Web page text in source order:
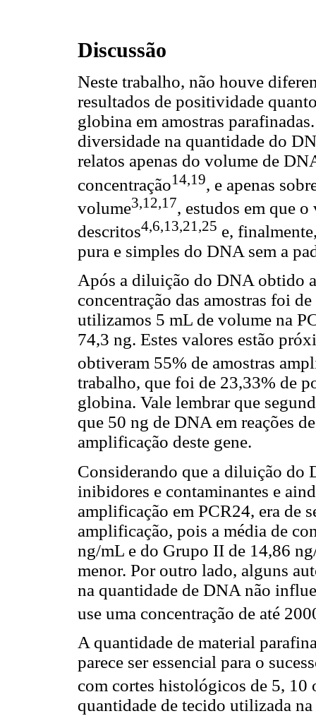
Discussão
Neste trabalho, não houve
resultados de positividade
globina em amostras
diversidade na quantidade do
relatos apenas do volume de
concentração14,19, e apenas
volume3,12,17, estudos em que
descritos4,6,13,21,25 e,
pura e simples do DNA sem a
Após a diluição do DNA obtido
concentração das amostras foi
utilizamos 5 mL de volume na
74,3 ng. Estes valores estão
obtiveram 55% de amostras
trabalho, que foi de 23,33% de
globina. Vale lembrar que
que 50 ng de DNA em reações
amplificação deste gene.
Considerando que a diluição do
inibidores e contaminantes e
amplificação em PCR24, era de
amplificação, pois a média de
ng/mL e do Grupo II de 14,86
menor. Por outro lado, alguns
na quantidade de DNA não
use uma concentração de até
A quantidade de material
parece ser essencial para o
com cortes histológicos de 5, 10
quantidade de tecido utilizada